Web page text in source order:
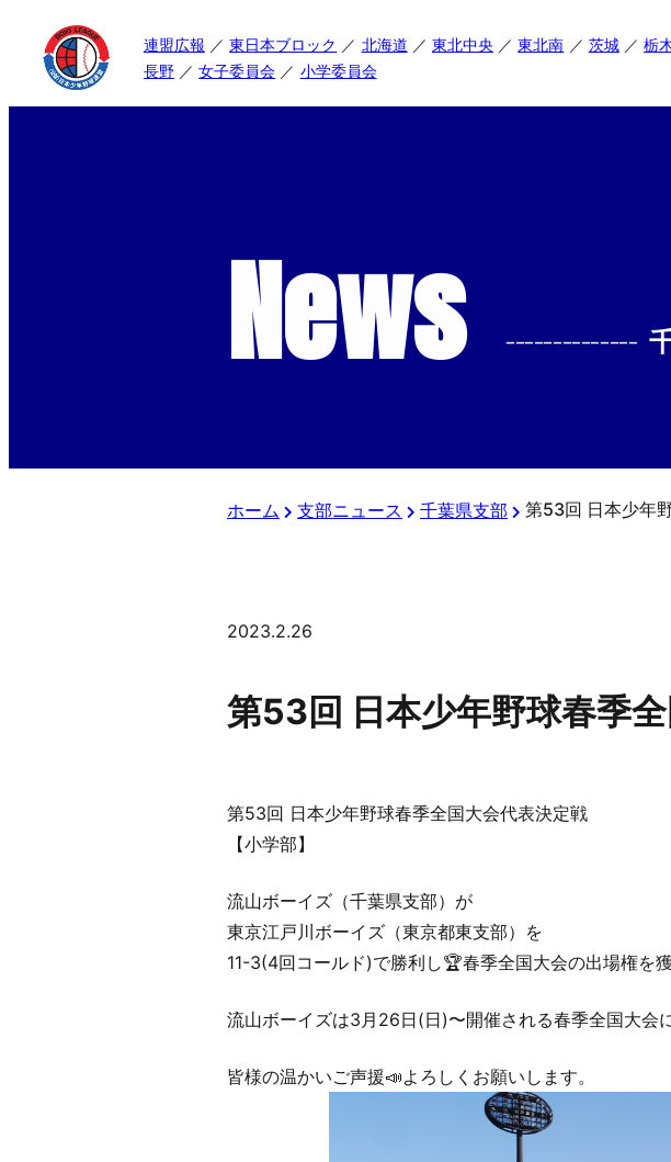
連盟広報 東日本ブロック 北海道 東北中央 東北南 茨城 栃
長野
女子委員会 小学委員会
News --------------
ホーム 支部ニュース 千葉県支部
2023.2.26
第53回 日本少年野球春季
第53回 日本少年野球春季全国大会代表決定戦
【小学部】
流山ボーイズ（千葉県支部）が
東京江戸川ボーイズ（東京都東支部）を
11-3(4回コールド)で勝利し🏆春季全国大会の出場権を獲
流山ボーイズは3月26日(日)〜開催される春季全国大会
皆様の温かいご声援📣よろしくお願いします。